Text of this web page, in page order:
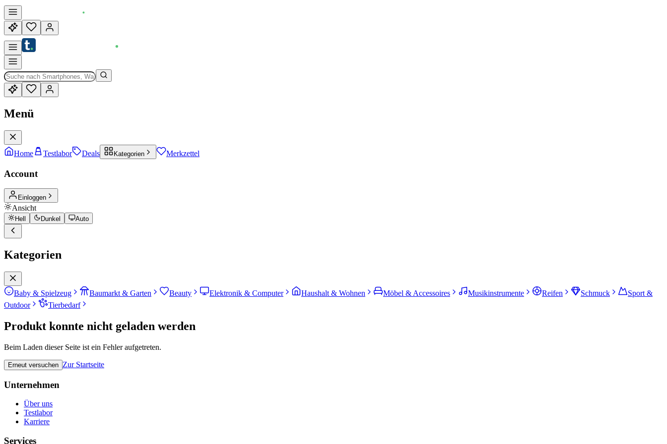
Menü
Home Testlabor Deals Kategorien Merkzettel
Account
Einloggen
Ansicht
Hell Dunkel Auto
Kategorien
Baby & Spielzeug Baumarkt & Garten Beauty Elektronik & Computer Haushalt & Wohnen Möbel & Accessoires Musikinstrumente Reifen Schmuck
Sport &
Outdoor
Tierbedarf
Produkt konnte nicht geladen werden
Beim Laden dieser Seite ist ein Fehler aufgetreten.
Erneut versuchen Zur Startseite
Unternehmen
Über uns
Testlabor
Karriere
Services